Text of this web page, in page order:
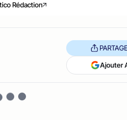
Rédaction
Ajouter